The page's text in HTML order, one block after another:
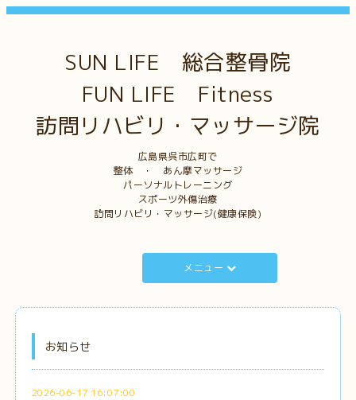
SUN LIFE 総合整骨院
FUN LIFE Fitness
訪問リハビリ・マッサージ院
広島県呉市広町で
整体 ・ あん摩マッサージ
パーソナルトレーニング
スポーツ外傷治療
訪問リハビリ・マッサージ(健康保険)
メニュー
お知らせ
2026-06-17 16:07:00